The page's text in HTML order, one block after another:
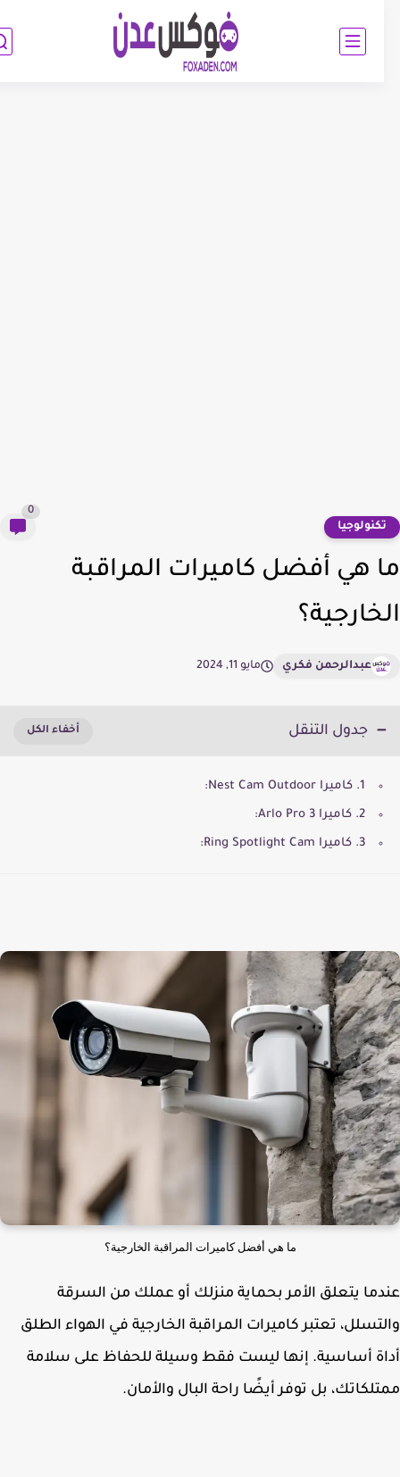
هي أفضل كاميرات المراقبة
عبدالرحمن فكري مايو 11, 2024
جدول التنقل
1. كاميرا Nest Cam Outdoor:
2. كاميرا Arlo Pro 3:
3. كاميرا Ring Spotlight Cam:
ما هي أفضل كاميرات المراقبة الخارجية؟
يتعلق الأمر بحماية منزلك أو عملك من السرقة
تعتبر كاميرات المراقبة الخارجية في الهواء الطلق
أساسية. إنها ليست فقط وسيلة للحفاظ على سلامة
بل توفر أيضًا راحة البال والأمان.